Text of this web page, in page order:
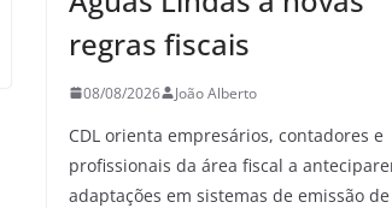
regras fiscais
08/08/2026 João Alberto
CDL orienta empresários, contadores e
profissionais da área fiscal a
adaptações em sistemas de emissão de